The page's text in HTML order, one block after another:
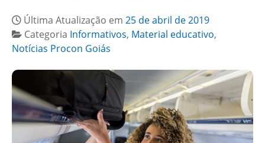
Última Atualização em 25 de abril de 2019
Categoria Informativos, Material educativo,
Notícias Procon Goiás